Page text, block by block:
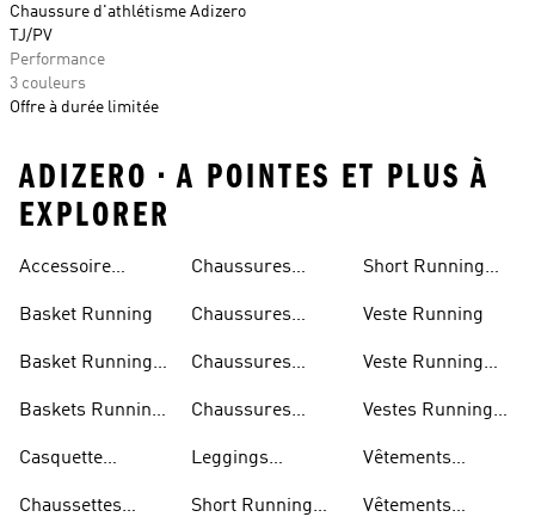
Chaussure d'athlétisme Adizero
TJ/PV
Performance
3 couleurs
Offre à durée limitée
ADIZERO • A POINTES ET PLUS À
EXPLORER
Accessoire
Basket Running
Basket Running
Baskets Running
Casquette
Chaussettes
Chaussures
Chaussures
Chaussures
Chaussures
Leggings
Short Running
Short Running
Veste Running
Veste Running
Vestes Running
Vêtements
Vêtements